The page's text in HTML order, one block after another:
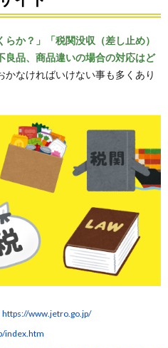
か？」「税関没収（差し止め）
良品、商品違いの場合の対応はど
かなければいけない事も多くあり
https://www.jetro.go.jp/
index.htm